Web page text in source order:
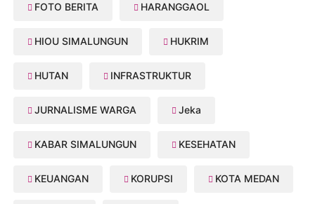
FOTO BERITA HARANGGAOL
HIOU SIMALUNGUN HUKRIM
HUTAN INFRASTRUKTUR
JURNALISME WARGA Jeka
KABAR SIMALUNGUN KESEHATAN
KEUANGAN KORUPSI KOTA MEDAN